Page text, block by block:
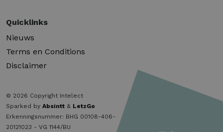
Quicklinks
Nieuws
Terms en Conditions
Disclaimer
© 2026 Copyright Intelect
Sparked by Absintt & LetzGo
Erkenningsnummer: BHG 00108-406-
20121023 - VG 1144/BU